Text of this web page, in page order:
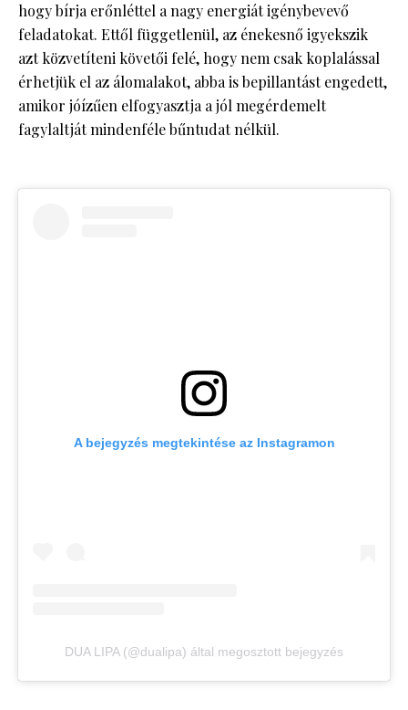
hogy bírja erőnléttel a nagy energiát igénybevevő
feladatokat. Ettől függetlenül, az énekesnő igyekszik
azt közvetíteni követői felé, hogy nem csak koplalással
érhetjük el az álomalakot, abba is bepillantást engedett,
amikor jóízűen elfogyasztja a jól megérdemelt
fagylaltját mindenféle bűntudat nélkül.
A bejegyzés megtekintése az Instagramon
DUA LIPA (@dualipa) által megosztott bejegyzés